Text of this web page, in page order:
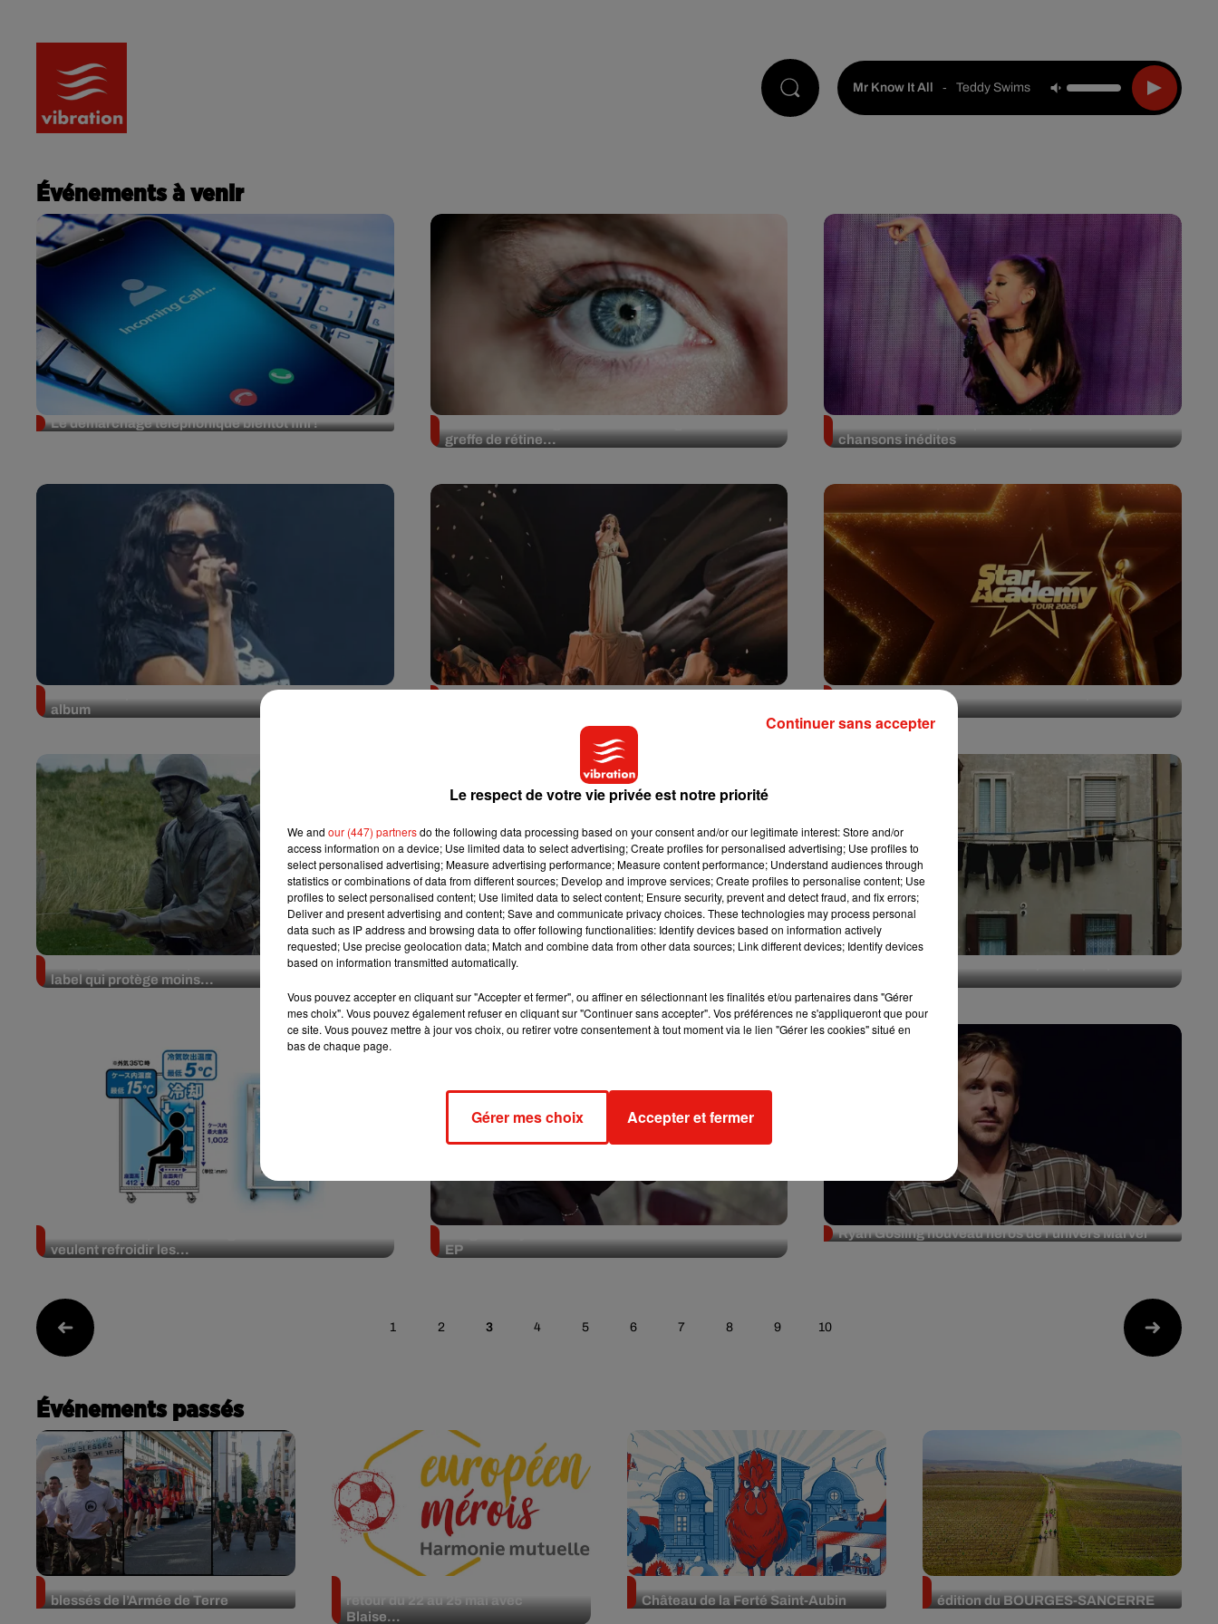
Mr Know It All - Teddy Swims
Événements à venir
Le démarchage téléphonique bientôt fini !
greffe de rétine...
chansons inédites
Charli XCX passe à la sauce rock dans son nouvel
album
Léa (Star Academy) annonce la sortie imminente
Star Academy : concert sous tension après trois
Les plages du Débarquement à l'UNESCO : un
label qui protège moins...
Pourquoi le prix du timbre augmente chaque année
veulent refroidir les...
EP
Ryan Gosling nouveau héros de l’univers Marvel
1 2 3 4 5 6 7 8 9 10
Événements passés
blessés de l’Armée de Terre
retour du 22 au 25 mai avec
Blaise...
Château de la Ferté Saint-Aubin
édition du BOURGES-SANCERRE
Le respect de votre vie privée est notre priorité
We and our (447) partnersdo the following data processing based on your consent and/or our legitimate interest: Store and/or
access information on a device; Use limited data to select advertising; Create profiles for personalised advertising; Use profiles to
select personalised advertising; Measure advertising performance; Measure content performance; Understand audiences through
statistics or combinations of data from different sources; Develop and improve services; Create profiles to personalise content; Use
profiles to select personalised content; Use limited data to select content; Ensure security, prevent and detect fraud, and fix errors;
Deliver and present advertising and content; Save and communicate privacy choices. These technologies may process personal
data such as IP address and browsing data to offer following functionalities: Identify devices based on information actively
requested; Use precise geolocation data; Match and combine data from other data sources; Link different devices; Identify devices
based on information transmitted automatically.
Vous pouvez accepter en cliquant sur "Accepter et fermer", ou affiner en sélectionnant les finalités et/ou partenaires dans "Gérer
mes choix". Vous pouvez également refuser en cliquant sur "Continuer sans accepter". Vos préférences ne s'appliqueront que pour
ce site. Vous pouvez mettre à jour vos choix, ou retirer votre consentement à tout moment via le lien "Gérer les cookies" situé en
bas de chaque page.
Gérer mes choix Accepter et fermer
Continuer sans accepter